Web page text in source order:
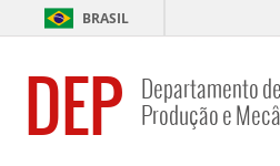
BRASIL
DEP
Departamento
Produção e